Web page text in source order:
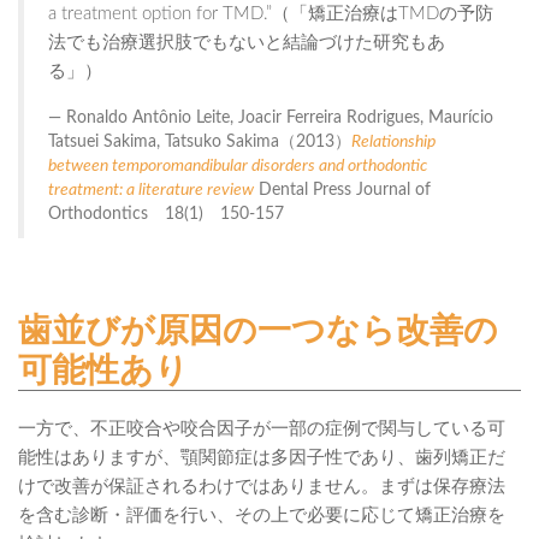
a treatment option for TMD.”（「矯正治療はTMDの予防
法でも治療選択肢でもないと結論づけた研究もあ
る」）
Ronaldo Antônio Leite, Joacir Ferreira Rodrigues, Maurício
Tatsuei Sakima, Tatsuko Sakima（2013） Relationship
between temporomandibular disorders and orthodontic
treatment: a literature review Dental Press Journal of
Orthodontics 18(1) 150-157
歯並びが原因の一つなら改善の
可能性あり
一方で、不正咬合や咬合因子が一部の症例で関与している可
能性はありますが、顎関節症は多因子性であり、歯列矯正だ
けで改善が保証されるわけではありません。まずは保存療法
を含む診断・評価を行い、その上で必要に応じて矯正治療を